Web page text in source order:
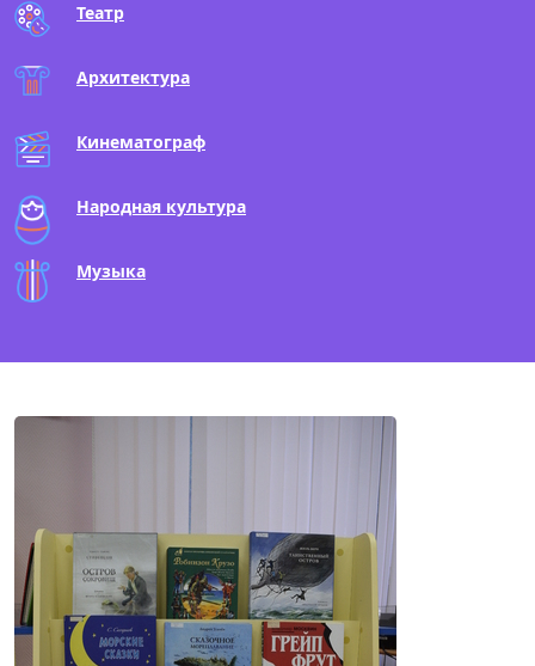
Театр
Архитектура
Кинематограф
Народная культура
Музыка